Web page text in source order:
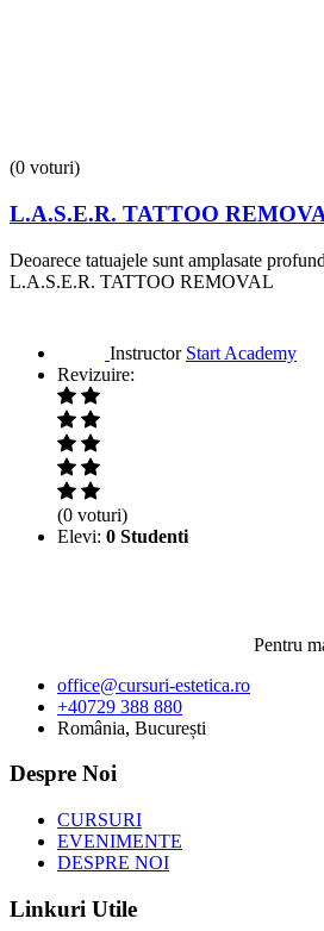
(0 voturi)
L.A.S.E.R. TATTOO
Deoarece tatuajele sunt amplasate
L.A.S.E.R. TATTOO REMOVAL
Instructor Start Academy
Revizuire:
(0 voturi)
Elevi: 0 Studenti
Pentru
office@cursuri-estetica.ro
+40729 388 880
România, București
Despre Noi
CURSURI
EVENIMENTE
DESPRE NOI
Linkuri Utile